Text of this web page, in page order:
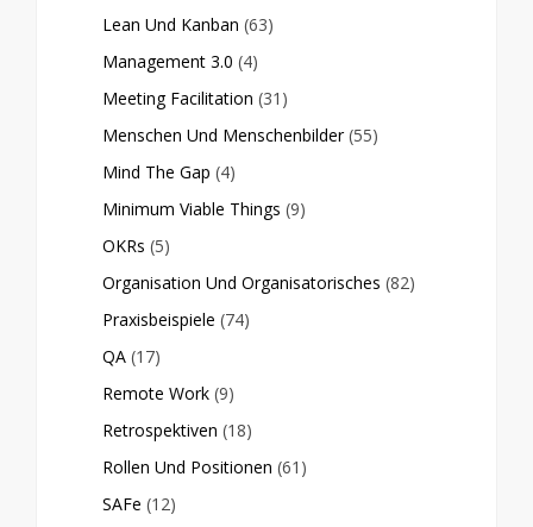
Lean Und Kanban (63)
Management 3.0 (4)
Meeting Facilitation (31)
Menschen Und Menschenbilder (55)
Mind The Gap (4)
Minimum Viable Things (9)
OKRs (5)
Organisation Und Organisatorisches (82)
Praxisbeispiele (74)
QA (17)
Remote Work (9)
Retrospektiven (18)
Rollen Und Positionen (61)
SAFe (12)